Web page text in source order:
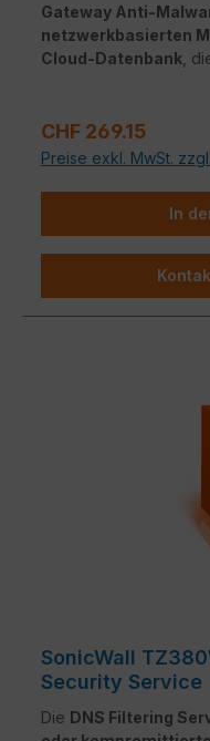
Gateway Anti-
netzwerkbasierten
Cloud-Datenbank ,
dauerhaften
Regulärer Preis:
CHF 269.15
Preise exkl. MwSt.
In
SonicWall
Security Service
Die DNS Filtering